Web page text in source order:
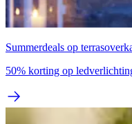
Summerdeals op
50% korting op